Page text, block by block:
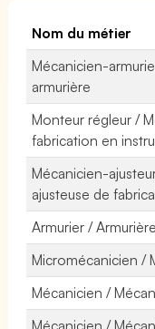
Nom du métier
Mécanicien-
armurière
Monteur régleur /
fabrication en
Mécanicien-
ajusteuse de
Armurier /
Micromécanicien /
Mécanicien /
Mécanicien /